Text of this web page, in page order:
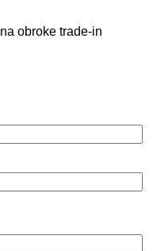
na obroke trade-in